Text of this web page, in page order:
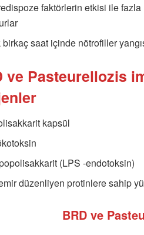
faktörlerin etkisi ile
birkaç saat içinde nötrofiller
ve Pasteurellozis
kapsül
(LPS -endotoksin)
düzenliyen protinlere sahip
BRD ve